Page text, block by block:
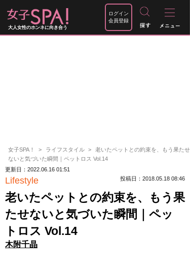
大人女性のホンネに向き合う
ログイン
会員登録
女子SPA！ ライフスタイル
老いたペットとの約束を、もう果たせ
ないと気づいた瞬間｜ペットロス Vol.14
更新日：2022.06.16 01:51
Lifestyle 投稿日：2018.05.18 08:46
老いたペットとの約束を、もう果
たせないと気づいた瞬間｜ペッ
トロス Vol.14
木附千晶